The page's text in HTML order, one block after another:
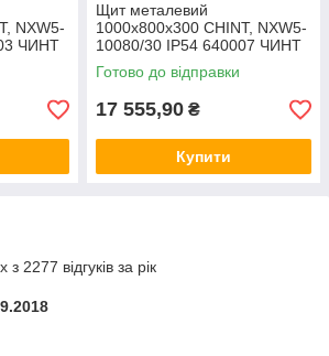
NXW5-
ЧИНТ
Щит металевий
1000x800x300 CHINT, NXW5-
10080/30 IP54 640007 ЧИНТ
корпус, металева оболонка
бокс, шафа
Готово до відправки
17 555,90 ₴
Купити
2277 відгуків за рік